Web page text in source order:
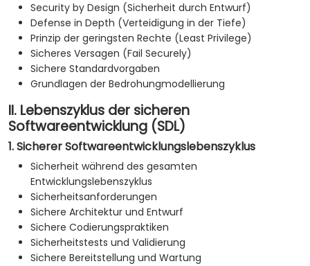
Security by Design (Sicherheit durch Entwurf)
Defense in Depth (Verteidigung in der Tiefe)
Prinzip der geringsten Rechte (Least Privilege)
Sicheres Versagen (Fail Securely)
Sichere Standardvorgaben
Grundlagen der Bedrohungmodellierung
II. Lebenszyklus der sicheren
Softwareentwicklung (SDL)
1. Sicherer Softwareentwicklungslebenszyklus
Sicherheit während des gesamten
Entwicklungslebenszyklus
Sicherheitsanforderungen
Sichere Architektur und Entwurf
Sichere Codierungspraktiken
Sicherheitstests und Validierung
Sichere Bereitstellung und Wartung